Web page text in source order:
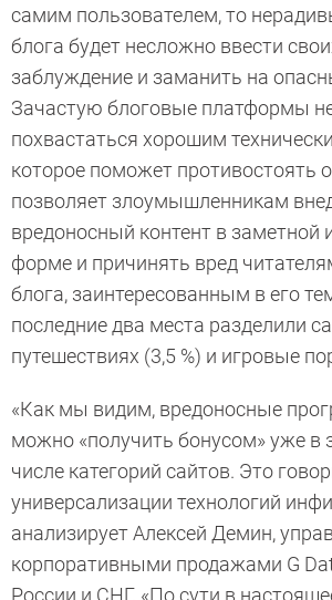
самим пользователем, то
блога будет несложно ввести
заблуждение и заманить на
Зачастую блоговые платформы
похвастаться хорошим
которое поможет противостоять
позволяет злоумышленникам
вредоносный контент в заметной
форме и причинять вред
блога, заинтересованным в его
последние два места разделили
путешествиях (3,5 %) и игровые
«Как мы видим, вредоносные
можно «получить бонусом» уже в
числе категорий сайтов. Это
универсализации технологий
анализирует Алексей Демин,
корпоративными продажами G